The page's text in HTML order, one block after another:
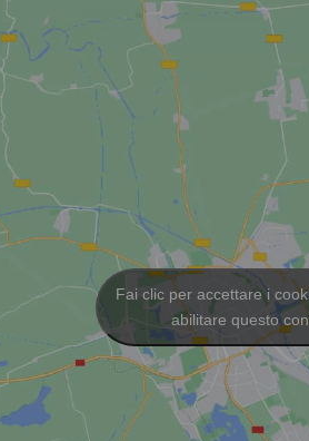
Fai clic per accettare i
abilitare questo